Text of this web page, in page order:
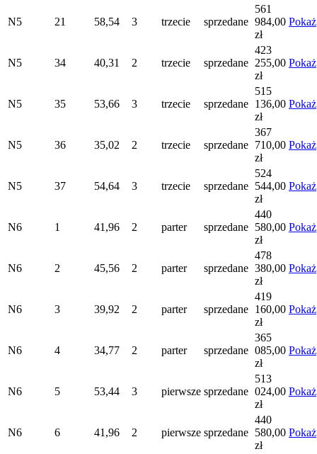
N5 21 58,54 3 trzecie sprzedane
561
984,00
zł
Pokaż
N5 34 40,31 2 trzecie sprzedane
423
255,00
zł
Pokaż
N5 35 53,66 3 trzecie sprzedane
515
136,00
zł
Pokaż
N5 36 35,02 2 trzecie sprzedane
367
710,00
zł
Pokaż
N5 37 54,64 3 trzecie sprzedane
524
544,00
zł
Pokaż
N6 1 41,96 2 parter sprzedane
440
580,00
zł
Pokaż
N6 2 45,56 2 parter sprzedane
478
380,00
zł
Pokaż
N6 3 39,92 2 parter sprzedane
419
160,00
zł
Pokaż
N6 4 34,77 2 parter sprzedane
365
085,00
zł
Pokaż
N6 5 53,44 3 pierwsze sprzedane
513
024,00
zł
Pokaż
N6 6 41,96 2 pierwsze sprzedane
440
580,00
zł
Pokaż